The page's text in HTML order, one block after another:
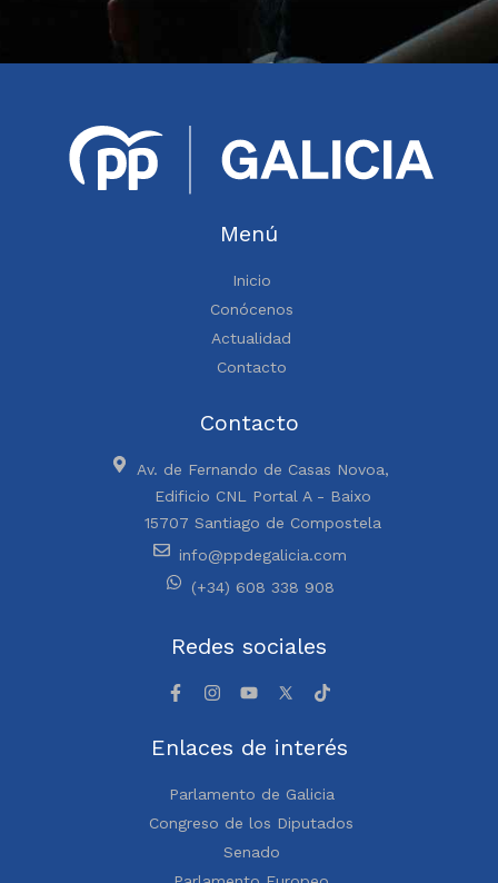
Menú
Inicio
Conócenos
Actualidad
Contacto
Contacto
Av. de Fernando de Casas Novoa,
Edificio CNL Portal A - Baixo
15707 Santiago de Compostela
info@ppdegalicia.com
(+34) 608 338 908
Redes sociales
Enlaces de interés
Parlamento de Galicia
Congreso de los Diputados
Senado